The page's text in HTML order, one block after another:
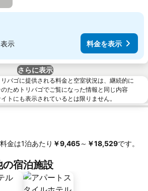
示 料金を表示
さらに表示
バゴに提供される料金と空室状況は、継続的に
ためトリバゴでご覧になった情報と同じ内容
トにも表示されているとは限りません。
金は1泊あたり ‎￥9,465～ ‎￥18,529です。
の宿泊施設